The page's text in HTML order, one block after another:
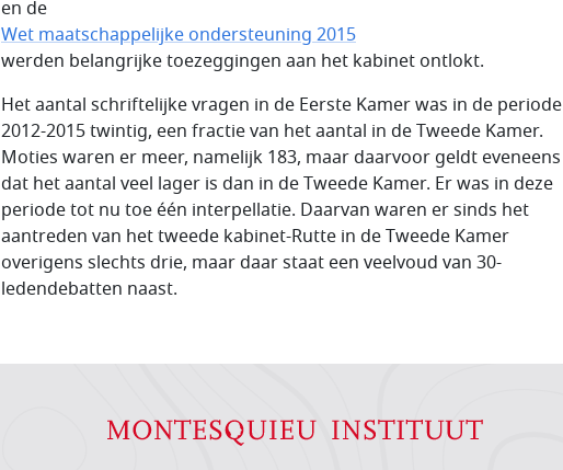
en de
Wet maatschappelijke ondersteuning 2015
werden belangrijke toezeggingen aan het kabinet ontlokt.
Het aantal schriftelijke vragen in de Eerste Kamer was in de periode
2012-2015 twintig, een fractie van het aantal in de Tweede Kamer.
Moties waren er meer, namelijk 183, maar daarvoor geldt eveneens
dat het aantal veel lager is dan in de Tweede Kamer. Er was in deze
periode tot nu toe één interpellatie. Daarvan waren er sinds het
aantreden van het tweede kabinet-Rutte in de Tweede Kamer
overigens slechts drie, maar daar staat een veelvoud van 30-
ledendebatten naast.